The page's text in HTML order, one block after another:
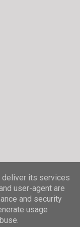
its services
user-agent are
and security
usage